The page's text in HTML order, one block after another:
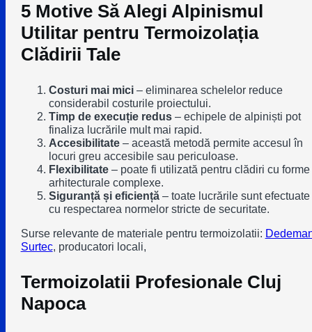
5 Motive Să Alegi Alpinismul
Utilitar pentru Termoizolația
Clădirii Tale
Costuri mai mici– eliminarea schelelor reduce
considerabil costurile proiectului.
Timp de execuție redus– echipele de alpiniști pot
finaliza lucrările mult mai rapid.
Accesibilitate– această metodă permite accesul în
locuri greu accesibile sau periculoase.
Flexibilitate– poate fi utilizată pentru clădiri cu forme
arhitecturale complexe.
Siguranță și eficiență– toate lucrările sunt efectuate
cu respectarea normelor stricte de securitate.
Surse relevante de materiale pentru termoizolatii:
Surtec, producatori locali,
Termoizolatii Profesionale Cluj
Napoca